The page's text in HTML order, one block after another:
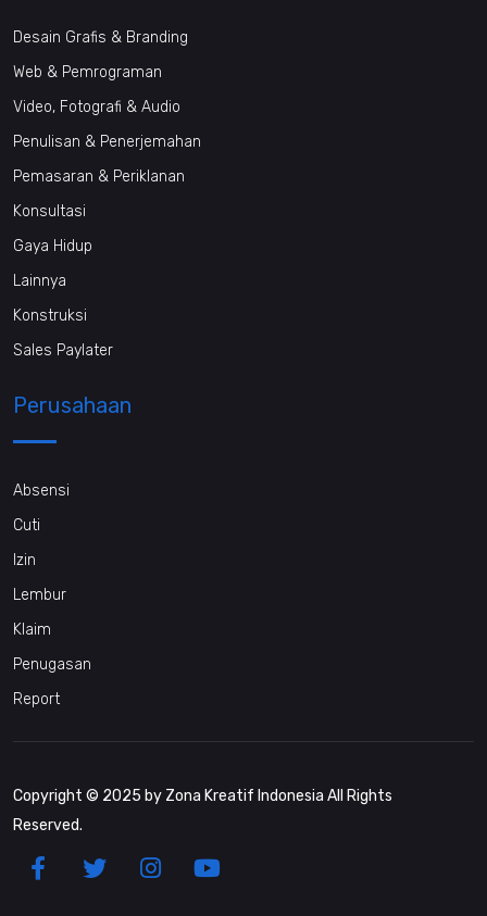
Desain Grafis & Branding
Web & Pemrograman
Video, Fotografi & Audio
Penulisan & Penerjemahan
Pemasaran & Periklanan
Konsultasi
Gaya Hidup
Lainnya
Konstruksi
Sales Paylater
Perusahaan
Absensi
Cuti
Izin
Lembur
Klaim
Penugasan
Report
Copyright © 2025 by Zona Kreatif Indonesia All Rights
Reserved.